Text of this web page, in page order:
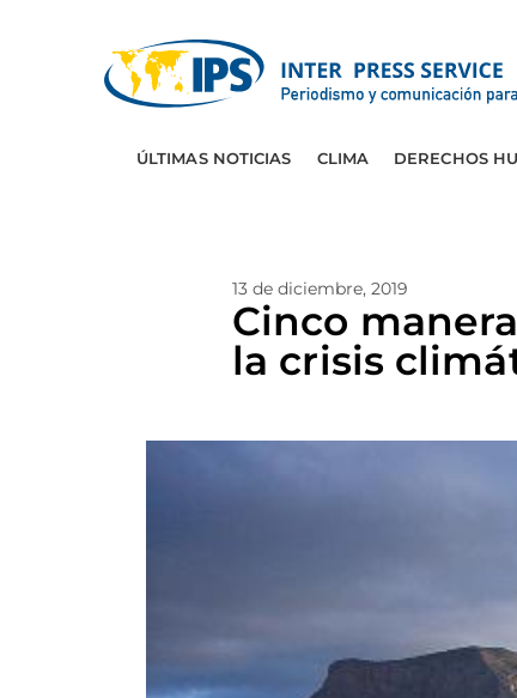
ÚLTIMAS NOTICIAS CLIMA DERECHOS
13 de diciembre, 2019
Cinco
la crisis